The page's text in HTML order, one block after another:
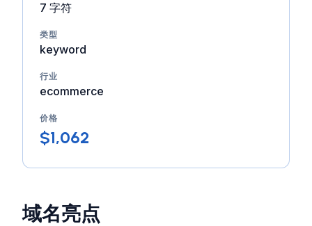
7 字符
类型
keyword
行业
ecommerce
价格
$1,062
域名亮点